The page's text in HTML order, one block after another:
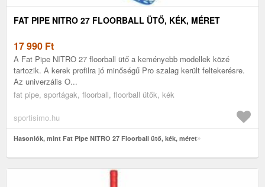
FAT PIPE NITRO 27 FLOORBALL ÜTŐ, KÉK, MÉRET
17 990 Ft
A Fat Pipe NITRO 27 floorball ütő a keményebb modellek közé
tartozik. A kerek profilra jó minőségű Pro szalag került feltekerésre.
Az univerzális O...
fat pipe, sportágak, floorball, floorball ütők, kék
sportisimo.hu
Hasonlók, mint Fat Pipe NITRO 27 Floorball ütő, kék, méret